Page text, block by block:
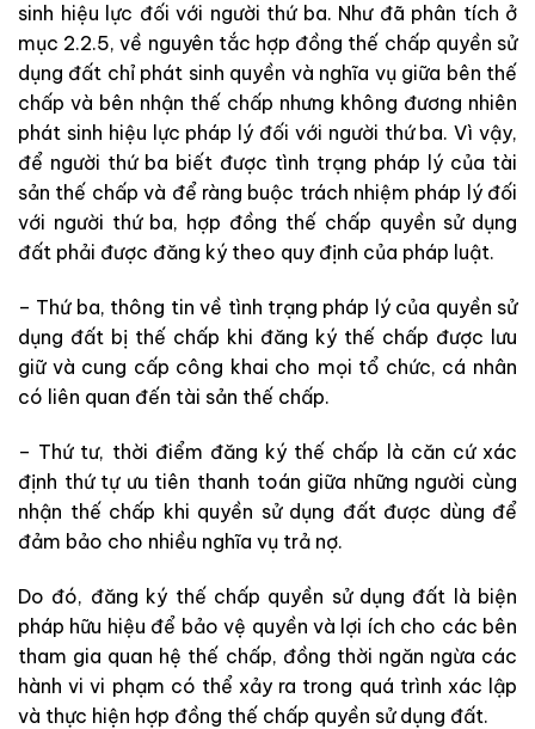
sinh hiệu lực đối với người thứ ba. Như đã phân tích ở
mục 2.2.5,về nguyên tắc hợp đồng thế chấp quyền sử
dụng đất chỉ phát sinh quyền và nghĩa vụ giữa bên thế
chấp và bên nhận thế chấp nhưng không đương nhiên
phát sinh hiệu lực pháp lý đối với người thứ ba.Vìvậy,
để người thứ ba biết được tình trạng pháp lý của tài
sản thế chấpvà để ràng buộc trách nhiệm pháp lý đối
với người thứ ba, hợp đồng thế chấp quyền sử dụng
đất phải được đăng ký theo quy định của pháp luật.
– Thứ ba, thông tinvề tình trạng pháp lý của quyền sử
dụng đất bị thế chấp khi đăng ký thế chấp được lưu
giữ và cung cấp công khai cho mọi tổ chức, cá nhân
có liên quan đến tài sản thế chấp.
– Thứ tư, thời điểm đăng ký thế chấp là căn cứxác
định thứ tự ưu tiên thanh toán giữa những người cùng
nhận thế chấp khi quyền sử dụng đất được dùng để
đảm bảo cho nhiều nghĩa vụ trả nợ.
Do đó, đăng ký thế chấp quyền sử dụng đất là biện
pháp hữu hiệu để bảovệ quyền và lợi ích cho các bên
tham gia quan hệ thế chấp, đồng thời ngăn ngừa các
hànhvivi phạm có thểxảy ra trong quá trình xác lập
và thực hiện hợp đồng thế chấp quyền sử dụng đất.